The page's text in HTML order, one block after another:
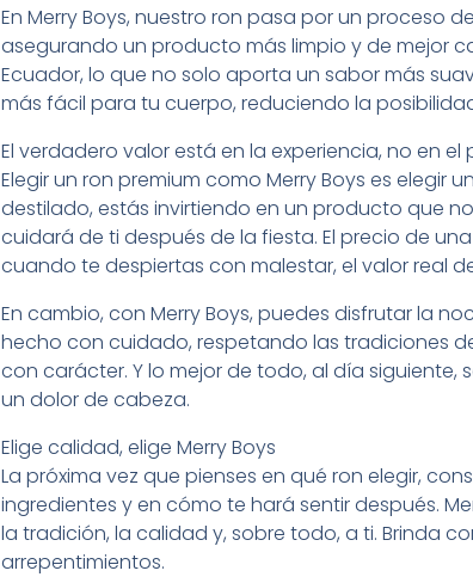
En Merry Boys, nuestro ron pasa por un proceso
asegurando un producto más limpio y de mejor
Ecuador, lo que no solo aporta un sabor más
más fácil para tu cuerpo, reduciendo la
El verdadero valor está en la experiencia, no en el
Elegir un ron premium como Merry Boys es elegir
destilado, estás invirtiendo en un producto que
cuidará de ti después de la fiesta. El precio de
cuando te despiertas con malestar, el valor real
En cambio, con Merry Boys, puedes disfrutar la
hecho con cuidado, respetando las tradiciones
con carácter. Y lo mejor de todo, al día
un dolor de cabeza.
Elige calidad, elige Merry Boys
La próxima vez que pienses en qué ron elegir,
ingredientes y en cómo te hará sentir después.
la tradición, la calidad y, sobre todo, a ti. Brinda
arrepentimientos.